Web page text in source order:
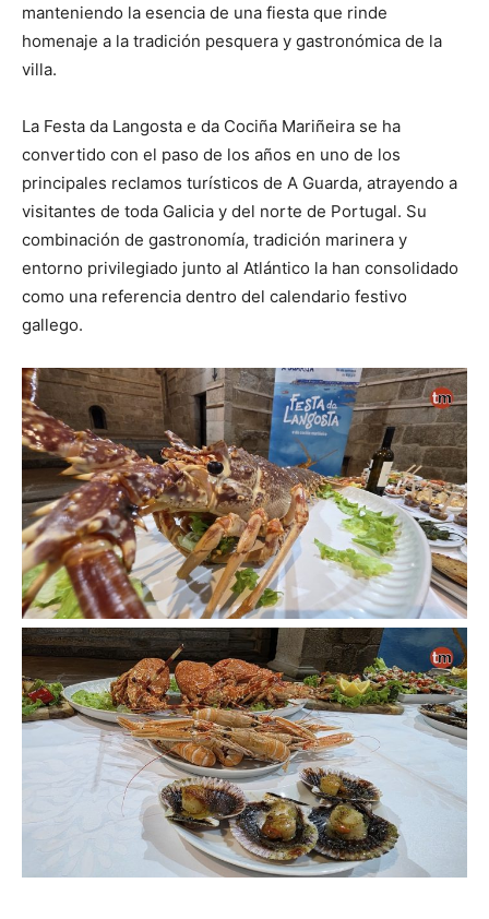
manteniendo la esencia de una fiesta que rinde
homenaje a la tradición pesquera y gastronómica de la
villa.
La Festa da Langosta e da Cociña Mariñeira se ha
convertido con el paso de los años en uno de los
principales reclamos turísticos de A Guarda, atrayendo a
visitantes de toda Galicia y del norte de Portugal. Su
combinación de gastronomía, tradición marinera y
entorno privilegiado junto al Atlántico la han consolidado
como una referencia dentro del calendario festivo
gallego.